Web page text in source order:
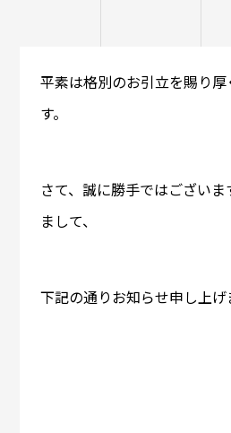
平素は格別のお引立を賜り
す。
さて、誠に勝手ではござい
まして、
下記の通りお知らせ申し上げ